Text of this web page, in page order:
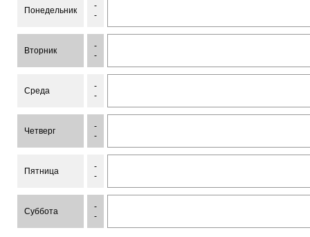
Понедельник
-
-
Вторник
-
-
Среда
-
-
Четверг
-
-
Пятница
-
-
Суббота
-
-